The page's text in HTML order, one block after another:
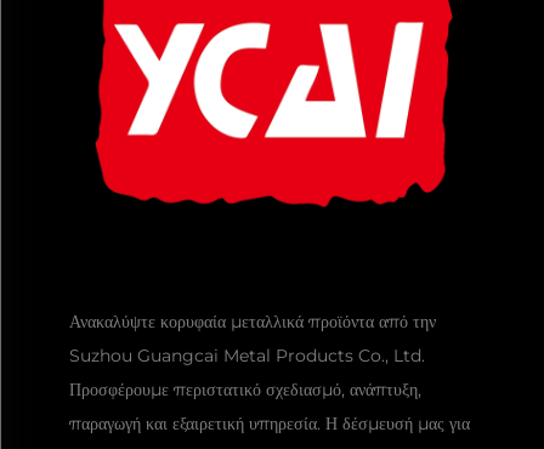
Ανακαλύψτε κορυφαία μεταλλικά προϊόντα από την
Suzhou Guangcai Metal Products Co., Ltd.
Προσφέρουμε περιστατικό σχεδιασμό, ανάπτυξη,
παραγωγή και εξαιρετική υπηρεσία. Η δέσμευσή μας για